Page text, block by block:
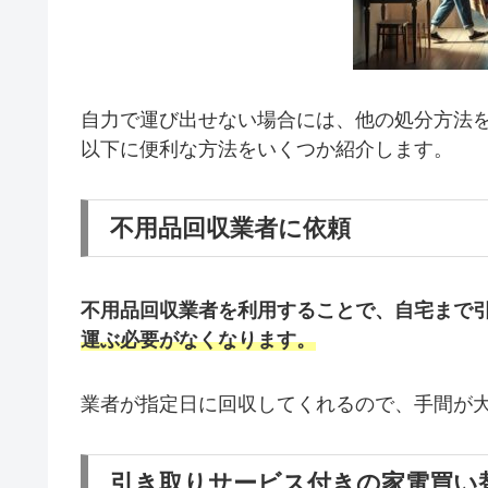
自力で運び出せない場合には、他の処分方法
以下に便利な方法をいくつか紹介します。
不用品回収業者に依頼
不用品回収業者を利用することで、自宅まで
運ぶ必要がなくなります。
業者が指定日に回収してくれるので、手間が